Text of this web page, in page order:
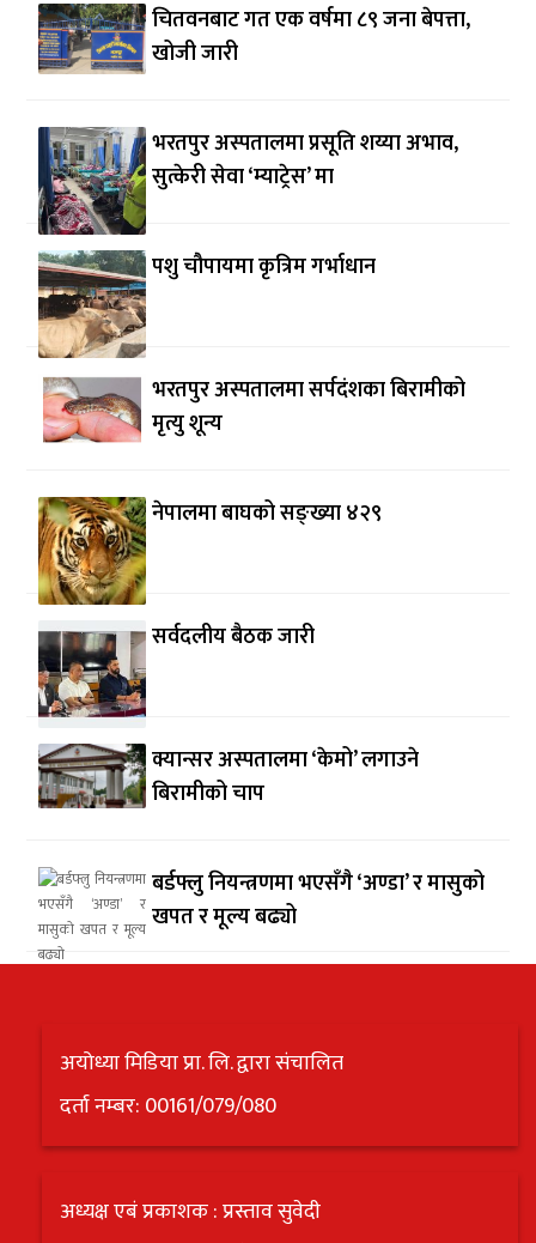
चितवनबाट गत एक वर्षमा ८९ जना बेपत्ता,
खोजी जारी
भरतपुर अस्पतालमा प्रसूति शय्या अभाव,
सुत्केरी सेवा ‘म्याट्रेस’ मा
पशु चौपायमा कृत्रिम गर्भाधान
भरतपुर अस्पतालमा सर्पदंशका बिरामीको
मृत्यु शून्य
नेपालमा बाघको सङ्ख्या ४२९
सर्वदलीय बैठक जारी
क्यान्सर अस्पतालमा ‘केमो’ लगाउने
बिरामीको चाप
बर्डफ्लु नियन्त्रणमा भएसँगै ‘अण्डा’ र मासुको
खपत र मूल्य बढ्यो
अयोध्या मिडिया प्रा. लि. द्वारा संचालित
दर्ता नम्बर: 00161/079/080
अध्यक्ष एबं प्रकाशक : प्रस्ताव सुवेदी